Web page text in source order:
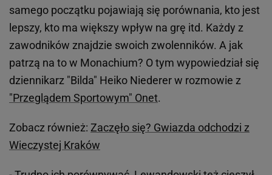
samego początku pojawiają się porównania, kto jest
lepszy, kto ma większy wpływ na grę itd. Każdy z
zawodników znajdzie swoich zwolenników. A jak
patrzą na to w Monachium? O tym wypowiedział się
dziennikarz "Bilda" Heiko Niederer w rozmowie z
"Przeglądem Sportowym" Onet.
Zobacz również: Zaczęło się? Gwiazda odchodzi z
Wieczystej Kraków